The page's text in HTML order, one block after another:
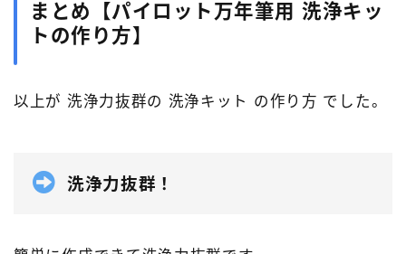
まとめ【パイロット万年筆用 洗浄キッ
トの作り方】
以上が 洗浄力抜群の 洗浄キット の作り方 でした。
洗浄力抜群！